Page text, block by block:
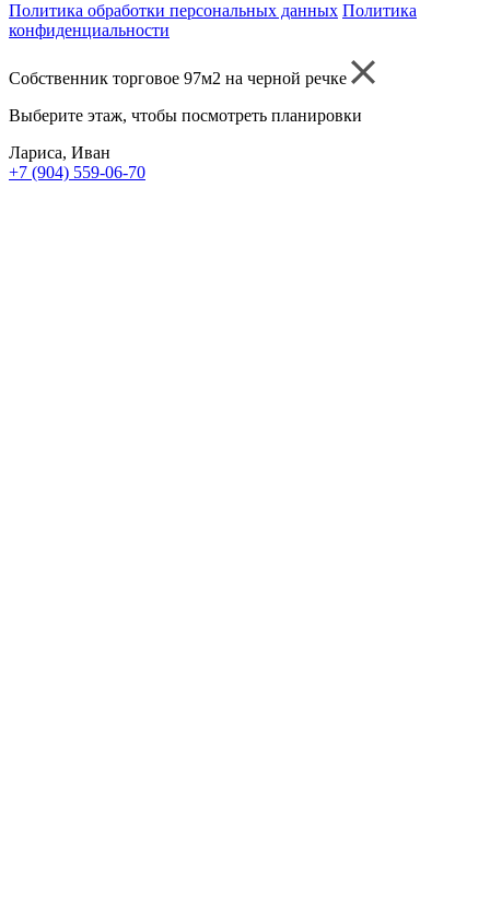
Политика обработки персональных данных Политика
конфиденциальности
Собственник торговое 97м2 на черной речке
Выберите этаж, чтобы посмотреть планировки
Лариса, Иван
+7 (904) 559-06-70